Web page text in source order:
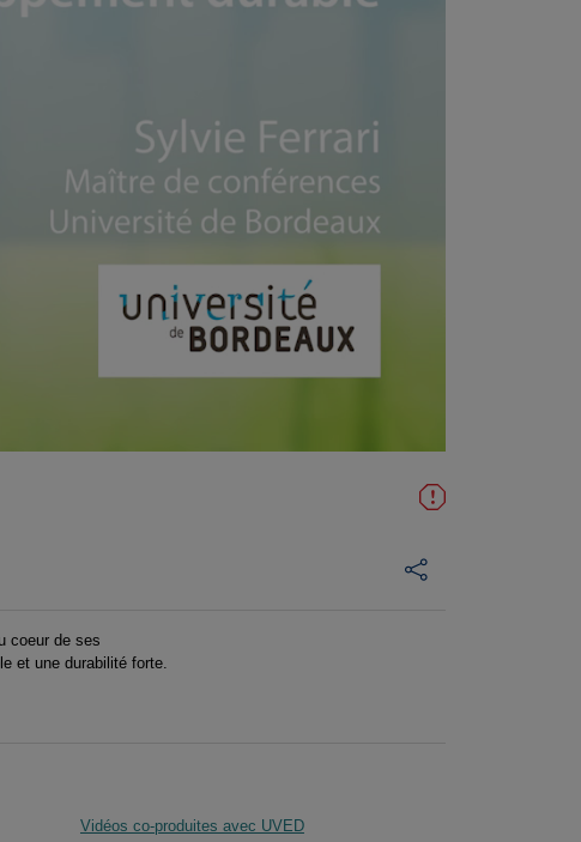
coeur de ses
et une durabilité forte.
Vidéos co-produites avec UVED